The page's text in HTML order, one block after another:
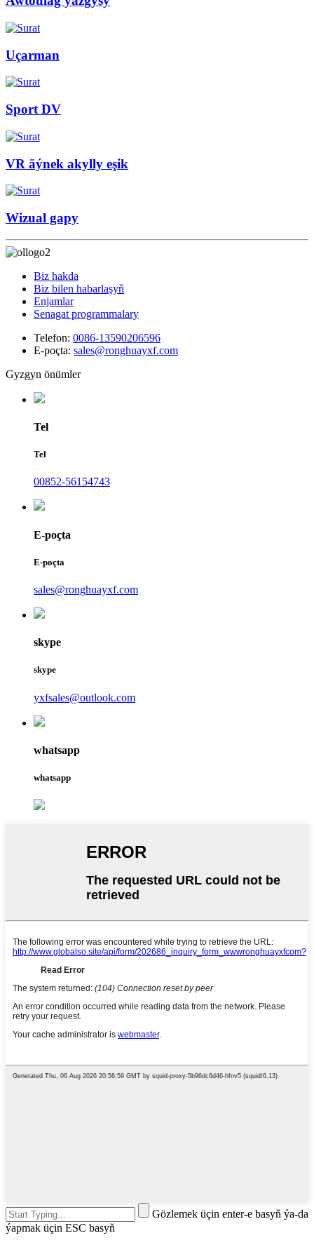
Uçarman
Sport DV
VR äýnek akylly eşik
Wizual gapy
Biz hakda
Biz bilen habarlaşyň
Enjamlar
Senagat programmalary
Telefon: 0086-13590206596
E-poçta: sales@ronghuayxf.com
Gyzgyn önümler
Tel
Tel
00852-56154743
E-poçta
E-poçta
sales@ronghuayxf.com
skype
skype
yxfsales@outlook.com
whatsapp
whatsapp
Gözlemek üçin enter-e basyň ýa-da
ýapmak üçin ESC basyň